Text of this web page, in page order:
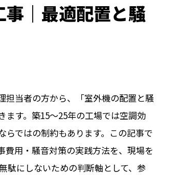
｜最適配置と騒
担当者の方から、「室外機の配置と騒
ます。築15〜25年の工場では空調効
ではの制約もあります。この記事で
費用・騒音対策の実践方法を、現場を
駄にしないための判断軸として、参